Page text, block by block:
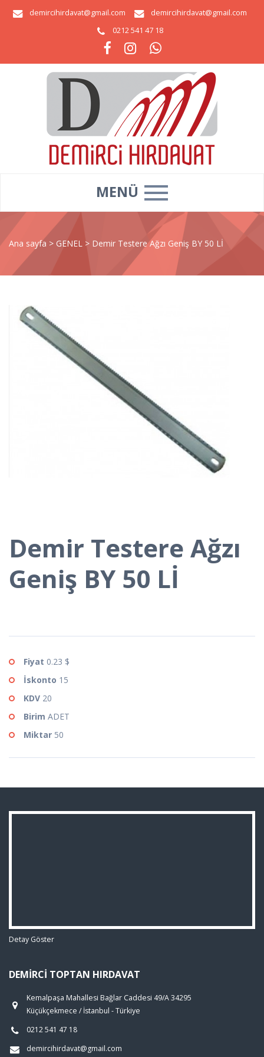
demircihirdavat@gmail.com
demircihirdavat@gmail.com
0212 541 47 18
MENÜ
Ana sayfa > GENEL > Demir Testere Ağzı Geniş BY 50 Lİ
Demir Testere Ağzı
Geniş BY 50 Lİ
Fiyat 0.23 $
İskonto 15
KDV 20
Birim ADET
Miktar 50
Detay Göster
DEMIRCI TOPTAN HIRDAVAT
Kemalpaşa Mahallesi Bağlar Caddesi 49/A 34295
Küçükçekmece / İstanbul - Türkiye
0212 541 47 18
demircihirdavat@gmail.com